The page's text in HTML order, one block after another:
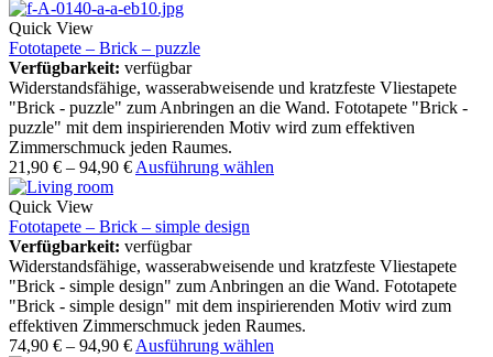
Quick View
Fototapete – Brick – puzzle
Verfügbarkeit: verfügbar
Widerstandsfähige, wasserabweisende und kratzfeste Vliestapete
"Brick - puzzle" zum Anbringen an die Wand. Fototapete "Brick -
puzzle" mit dem inspirierenden Motiv wird zum effektiven
Zimmerschmuck jeden Raumes.
21,90 € – 94,90 € Ausführung wählen
Quick View
Fototapete – Brick – simple design
Verfügbarkeit: verfügbar
Widerstandsfähige, wasserabweisende und kratzfeste Vliestapete
"Brick - simple design" zum Anbringen an die Wand. Fototapete
"Brick - simple design" mit dem inspirierenden Motiv wird zum
effektiven Zimmerschmuck jeden Raumes.
74,90 € – 94,90 € Ausführung wählen